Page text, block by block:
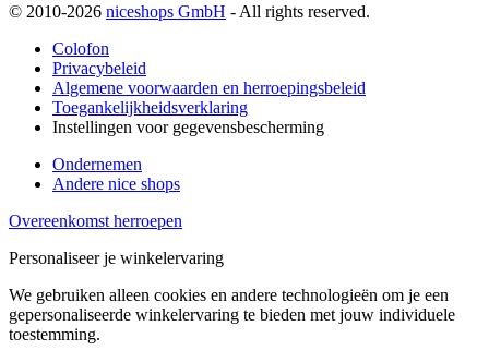
© 2010-2026 niceshops GmbH - All rights reserved.
Colofon
Privacybeleid
Algemene voorwaarden en herroepingsbeleid
Toegankelijkheidsverklaring
Instellingen voor gegevensbescherming
Ondernemen
Andere nice shops
Overeenkomst herroepen
Personaliseer je winkelervaring
We gebruiken alleen cookies en andere technologieën om je een
gepersonaliseerde winkelervaring te bieden met jouw individuele
toestemming.